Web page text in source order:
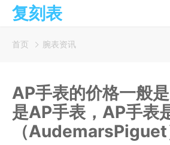
复刻表
首页 腕表资讯
AP手表的价格一般
是AP手表，AP手表
（AudemarsPiguet